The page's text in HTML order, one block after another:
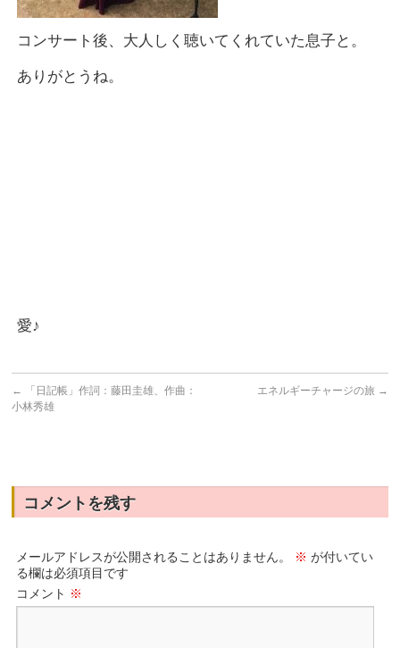
コンサート後、大人しく聴いてくれていた息子と。
ありがとうね。
愛♪
←
「日記帳」作詞：藤田圭雄、作曲：
小林秀雄
エネルギーチャージの旅 →
コメントを残す
メールアドレスが公開されることはありません。 ※ が付いてい
る欄は必須項目です
コメント ※